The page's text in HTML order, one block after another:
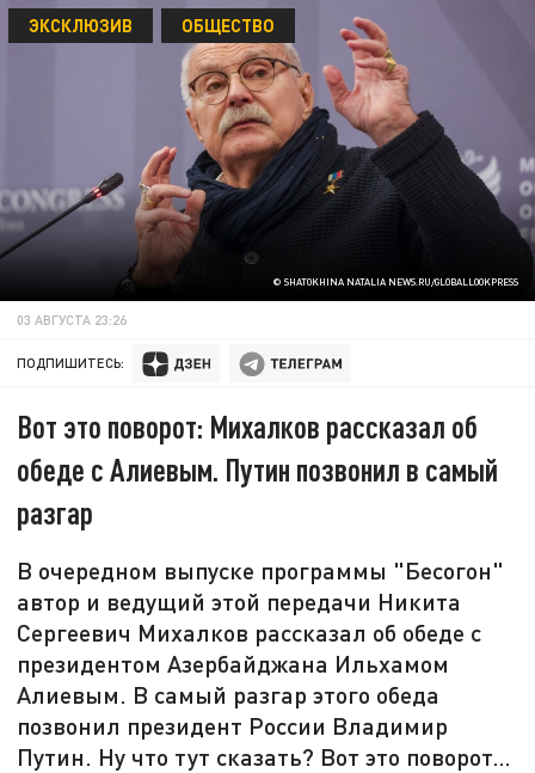
© SHATOKHINA NATALIA NEWS.RU/GLOBALLOOKPRESS
ЭКСКЛЮЗИВ ОБЩЕСТВО
03 АВГУСТА 23:26
ПОДПИШИТЕСЬ:
Вот это поворот: Михалков рассказал об
обеде с Алиевым. Путин позвонил в самый
разгар
В очередном выпуске программы "Бесогон"
автор и ведущий этой передачи Никита
Сергеевич Михалков рассказал об обеде с
президентом Азербайджана Ильхамом
Алиевым. В самый разгар этого обеда
позвонил президент России Владимир
Путин. Ну что тут сказать? Вот это поворот…